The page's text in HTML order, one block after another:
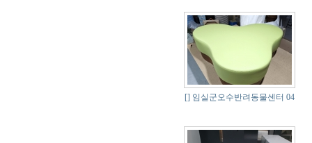
[] 임실군오수반려동물센터 04